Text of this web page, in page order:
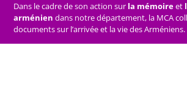
Dans le cadre de son action sur la mémoireet
arménien dans notre département, la MCA
documents sur l’arrivée et la vie des Arméniens.